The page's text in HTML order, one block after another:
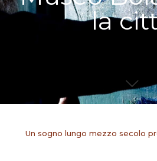
la
Un sogno lungo mezzo secolo